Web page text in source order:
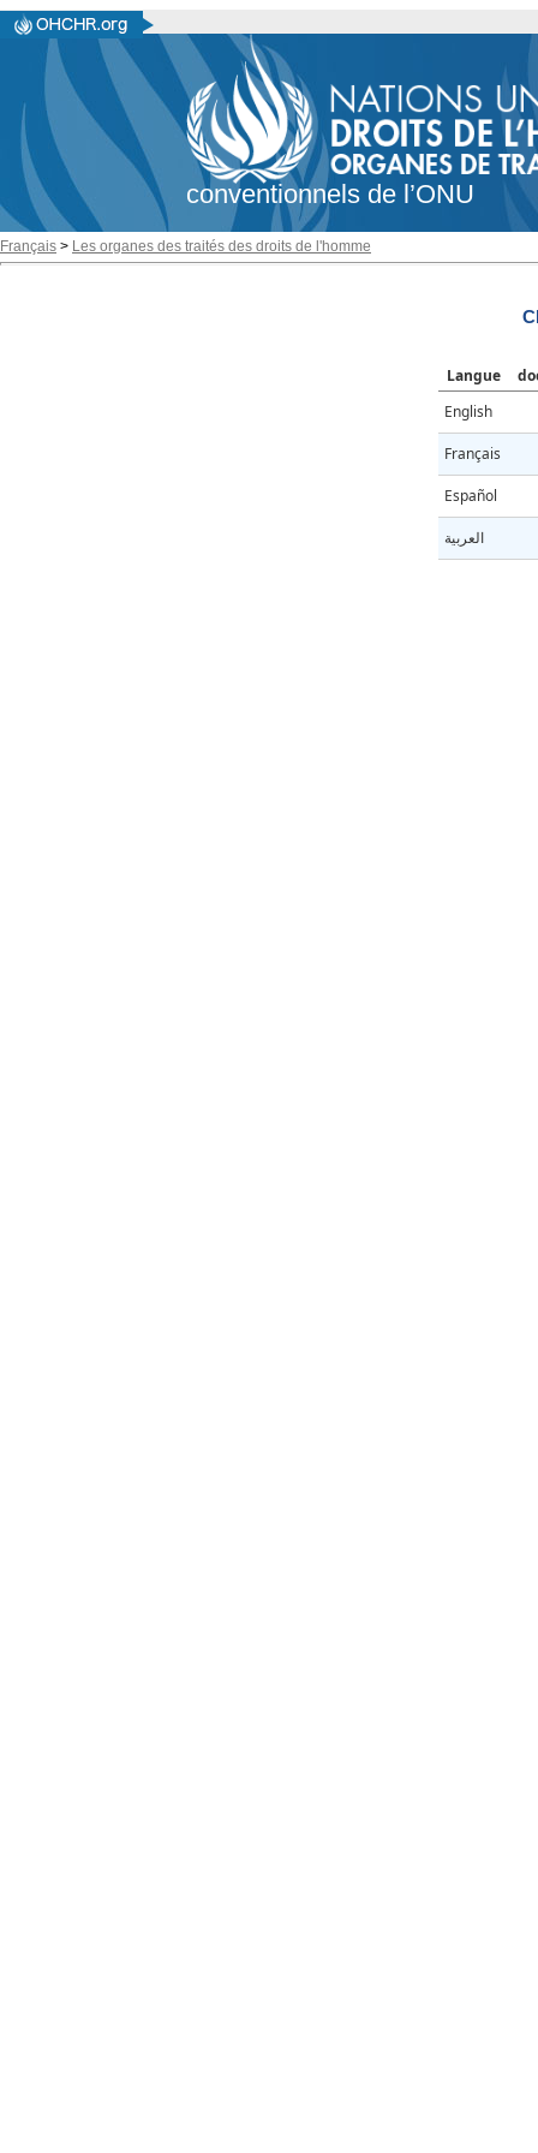
conventionnels de l’ONU
Français > Les organes des traités des droits de l'homme
Langue
English
Français
Español
العربية